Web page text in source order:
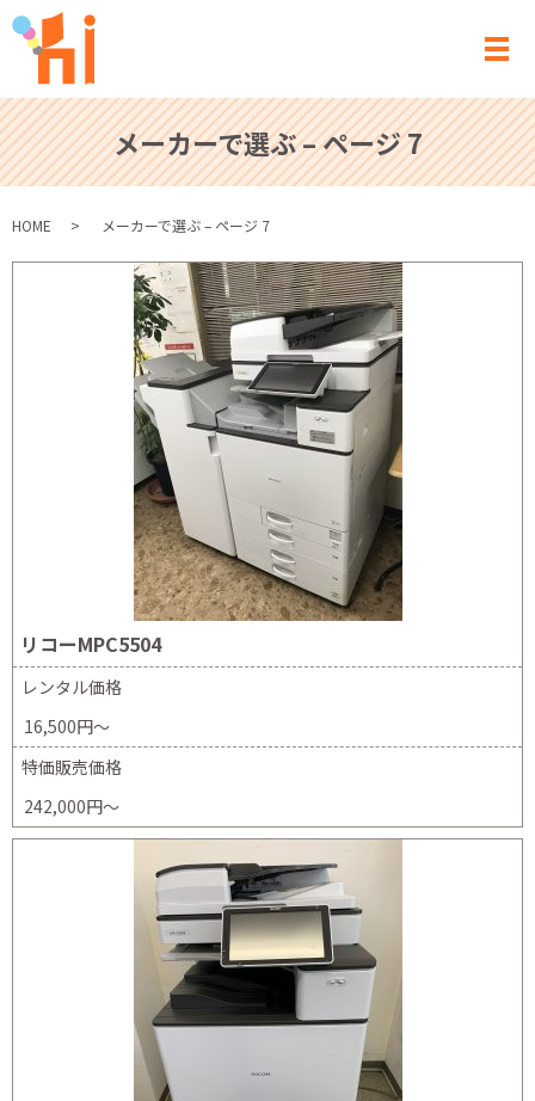
メ
メーカーで選ぶ – ページ 7
HOME メーカーで選ぶ – ページ 7
リコーMPC5504
レンタル価格
16,500円～
特価販売価格
242,000円～